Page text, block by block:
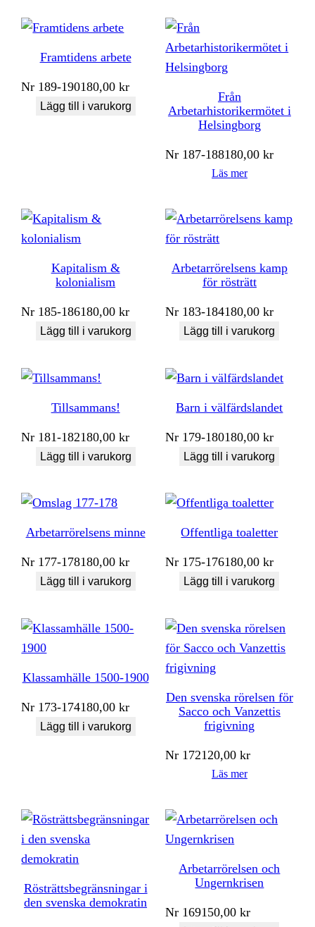
Framtidens arbete
Nr 189-190180,00kr
Lägg till i varukorg
Från
Arbetarhistorikermötet i
Helsingborg
Nr 187-188180,00kr
Läs mer
Kapitalism &
kolonialism
Nr 185-186180,00kr
Lägg till i varukorg
Arbetarrörelsens kamp
för rösträtt
Nr 183-184180,00kr
Lägg till i varukorg
Tillsammans!
Nr 181-182180,00kr
Lägg till i varukorg
Barn i välfärdslandet
Nr 179-180180,00kr
Lägg till i varukorg
Arbetarrörelsens minne
Nr 177-178180,00kr
Lägg till i varukorg
Offentliga toaletter
Nr 175-176180,00kr
Lägg till i varukorg
Klassamhälle 1500-1900
Nr 173-174180,00kr
Lägg till i varukorg
Den svenska rörelsen för
Sacco och Vanzettis
frigivning
Nr 172120,00kr
Läs mer
Rösträttsbegränsningar i
den svenska demokratin
Arbetarrörelsen och
Ungernkrisen
Nr 169150,00kr